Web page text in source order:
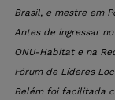
Brasil, e mestre em
Antes de ingressar
ONU-Habitat e na
Fórum de Líderes
Belém foi facilitada